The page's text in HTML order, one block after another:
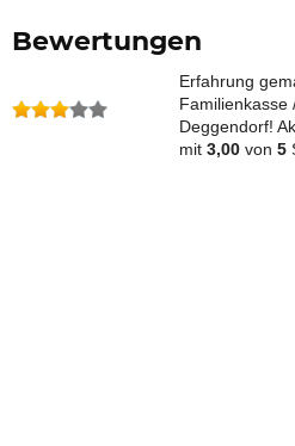
Bewertungen
Erfahrung
Familienkasse
Deggendorf!
mit 3,00 von 5